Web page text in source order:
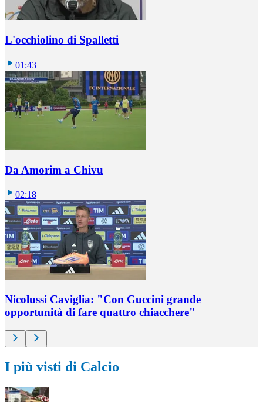
L'occhiolino di Spalletti
01:43
Da Amorim a Chivu
02:18
Nicolussi Caviglia: "Con Guccini grande
opportunità di fare quattro chiacchere"
I più visti di Calcio